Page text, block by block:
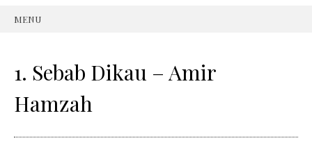
MENU
1. Sebab Dikau – Amir
Hamzah